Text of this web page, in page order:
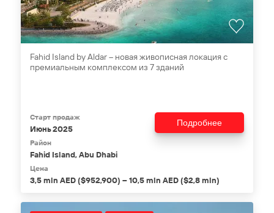
Fahid Island by Aldar – новая живописная локация с
премиальным комплексом из 7 зданий
Старт продаж
Июнь 2025
Район
Fahid Island, Abu Dhabi
Цена
3,5 mln AED ($952,900) – 10,5 mln AED ($2,8 mln)
Подробнее